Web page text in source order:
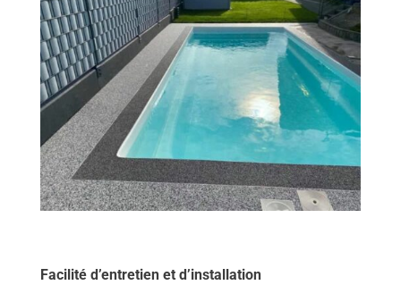
Facilité d’entretien et d’installation